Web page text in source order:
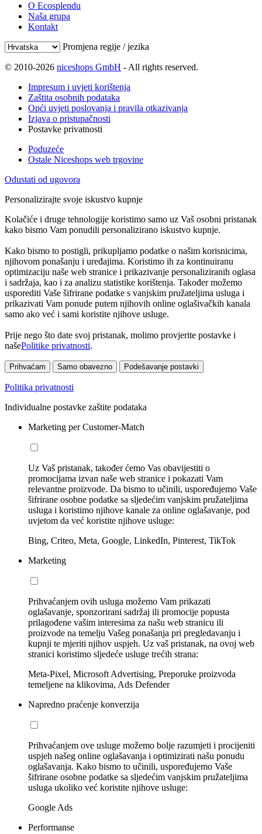
O Ecosplendu
Naša grupa
Kontakt
Promjena regije / jezika
© 2010-2026 niceshops GmbH - All rights reserved.
Impresum i uvjeti korištenja
Zaštita osobnih podataka
Opći uvjeti poslovanja i pravila otkazivanja
Izjava o pristupačnosti
Postavke privatnosti
Poduzeće
Ostale Niceshops web trgovine
Odustati od ugovora
Personalizirajte svoje iskustvo kupnje
Kolačiće i druge tehnologije koristimo samo uz Vaš osobni pristanak
kako bismo Vam ponudili personalizirano iskustvo kupnje.
Kako bismo to postigli, prikupljamo podatke o našim korisnicima,
njihovom ponašanju i uređajima. Koristimo ih za kontinuiranu
optimizaciju naše web stranice i prikazivanje personaliziranih oglasa
i sadržaja, kao i za analizu statistike korištenja. Također možemo
usporediti Vaše šifrirane podatke s vanjskim pružateljima usluga i
prikazivati Vam ponude putem njihovih online oglašivačkih kanala
samo ako već i sami koristite njihove usluge.
Prije nego što date svoj pristanak, molimo provjerite postavke i
našePolitike privatnosti.
Prihvaćam Samo obavezno Podešavanje postavki
Politika privatnosti
Individualne postavke zaštite podataka
Marketing per Customer-Match
Uz Vaš pristanak, također ćemo Vas obavijestiti o
promocijama izvan naše web stranice i pokazati Vam
relevantne proizvode. Da bismo to učinili, uspoređujemo Vaše
šifrirane osobne podatke sa sljedećim vanjskim pružateljima
usluga i koristimo njihove kanale za online oglašavanje, pod
uvjetom da već koristite njihove usluge:
Bing, Criteo, Meta, Google, LinkedIn, Pinterest, TikTok
Marketing
Prihvaćanjem ovih usluga možemo Vam prikazati
oglašavanje, sponzorirani sadržaj ili promocije popusta
prilagođene vašim interesima za našu web stranicu ili
proizvode na temelju Vašeg ponašanja pri pregledavanju i
kupnji te mjeriti njihov uspjeh. Uz vaš pristanak, na ovoj web
stranici koristimo sljedeće usluge trećih strana:
Meta-Pixel, Microsoft Advertising, Preporuke proizvoda
temeljene na klikovima, Ads Defender
Napredno praćenje konverzija
Prihvaćanjem ove usluge možemo bolje razumjeti i procijeniti
uspjeh našeg online oglašavanja i optimizirati našu ponudu
oglašavanja. Kako bismo to učinili, uspoređujemo Vaše
šifrirane osobne podatke sa sljedećim vanjskim pružateljima
usluga ukoliko već koristite njihove usluge:
Google Ads
Performanse